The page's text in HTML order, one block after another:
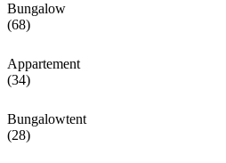
Bungalow
(68)
Appartement
(34)
Bungalowtent
(28)